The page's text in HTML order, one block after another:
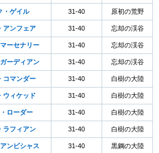
・ゲイル 31-40 原初の荒野
アンフェア 31-40 忘却の渓谷
ーセナリー 31-40 忘却の渓谷
ーディアン 31-40 忘却の渓谷
コマンダー 31-40 白樹の大陸
ウィケッド 31-40 白樹の大陸
ローダー 31-40 白樹の大陸
ラフィアン 31-40 白樹の大陸
ンビシャス 31-40 黒鋼の大陸